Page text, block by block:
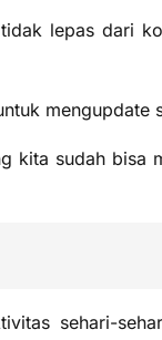
lepas dari
mengupdate
kita sudah bisa
sehari-